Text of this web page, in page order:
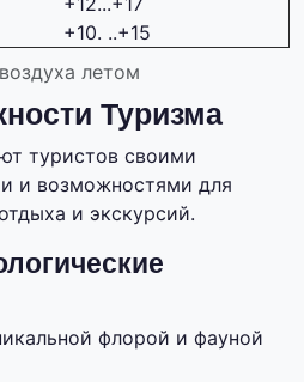
летом
+10. ..+15
Туризма
туристов своими
и возможностями для
и экскурсий.
флорой и фауной